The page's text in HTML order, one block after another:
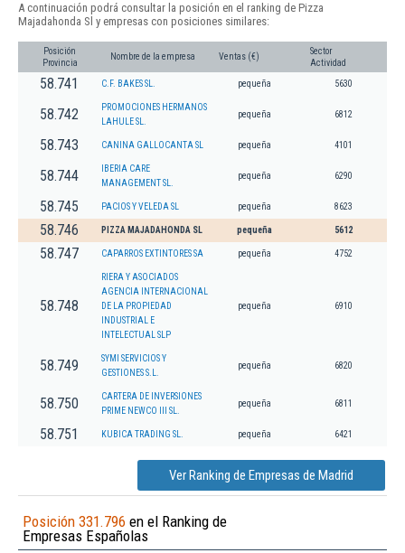
A continuación podrá consultar la posición en el ranking de Pizza
Majadahonda Sl y empresas con posiciones similares:
Posición
Provincia
Nombre de la empresa Ventas (€)
Sector
Actividad
58.741 C.F. BAKES SL. pequeña 5630
58.742
PROMOCIONES HERMANOS
LAHULE SL.
pequeña 6812
58.743 CANINA GALLOCANTA SL pequeña 4101
58.744
IBERIA CARE
MANAGEMENT SL.
pequeña 6290
58.745 PACIOS Y VELEDA SL pequeña 8623
58.746 PIZZA MAJADAHONDA SL pequeña 5612
58.747 CAPARROS EXTINTORES SA pequeña 4752
58.748
RIERA Y ASOCIADOS
AGENCIA INTERNACIONAL
DE LA PROPIEDAD
INDUSTRIAL E
INTELECTUAL SLP
pequeña 6910
58.749
SYMI SERVICIOS Y
GESTIONES S.L.
pequeña 6820
58.750
CARTERA DE INVERSIONES
PRIME NEWCO III SL.
pequeña 6811
58.751 KUBICA TRADING SL. pequeña 6421
Ver Ranking de Empresas de Madrid
Posición 331.796 en el Ranking de
Empresas Españolas